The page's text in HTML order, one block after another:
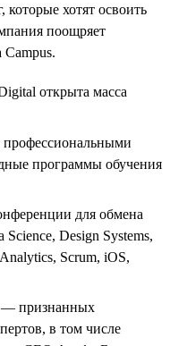
хотят освоить
поощряет
открыта масса
профессиональными
программы обучения
для обмена
Design Systems,
Scrum, iOS,
— признанных
в том числе